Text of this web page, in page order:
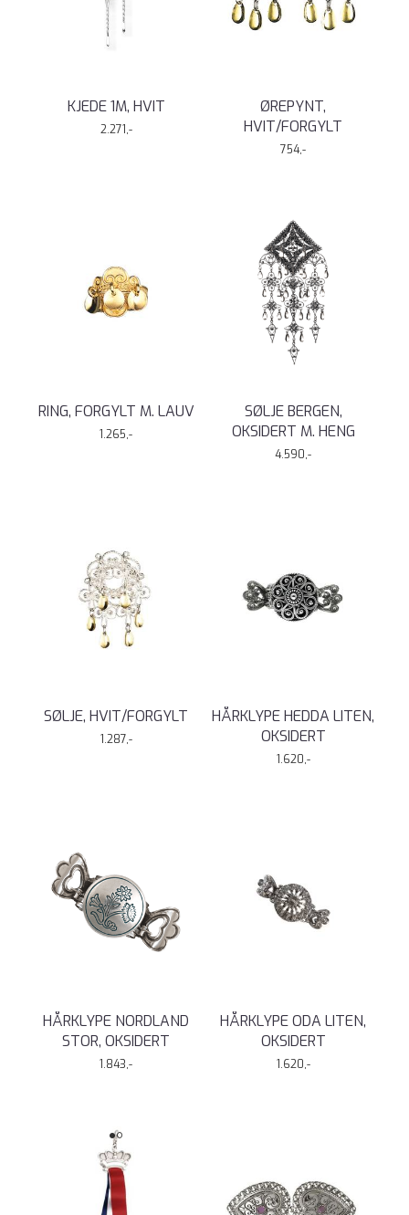
KJEDE 1M, HVIT
2.271,-
ØREPYNT,
HVIT/FORGYLT
754,-
RING, FORGYLT M. LAUV
1.265,-
SØLJE BERGEN,
OKSIDERT M. HENG
4.590,-
SØLJE, HVIT/FORGYLT
1.287,-
HÅRKLYPE HEDDA LITEN,
OKSIDERT
1.620,-
HÅRKLYPE NORDLAND
STOR, OKSIDERT
1.843,-
HÅRKLYPE ODA LITEN,
OKSIDERT
1.620,-